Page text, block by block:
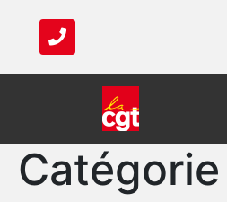
Catégorie